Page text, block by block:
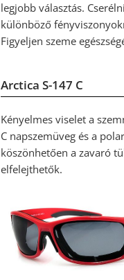
legjobb választás.
különböző
Figyeljen szeme
Arctica S-147 C
Kényelmes viselet a
C napszemüveg és a
köszönhetően a zavaró
elfelejthetők.